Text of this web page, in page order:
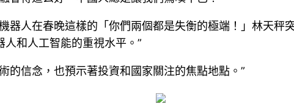
器人在春晚這樣的「你們兩個都是失衡的極端！」林天秤
和人工智能的重視水平。”
的信念，也預示著投資和國家關注的焦點地點。”